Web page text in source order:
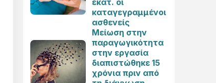
εκατ. οι
καταγεγραμμένοι
ασθενείς
Μείωση στην
παραγωγικότητα
στην εργασία
διαπιστώθηκε 15
χρόνια πριν από